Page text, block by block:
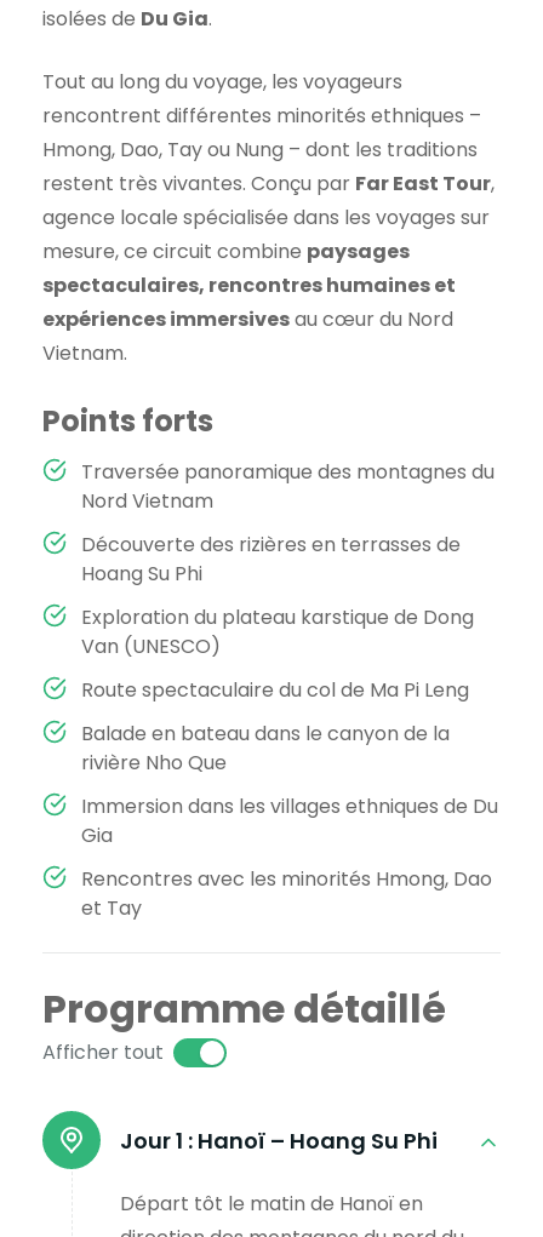
isolées de Du Gia.
Tout au long du voyage, les voyageurs
rencontrent différentes minorités ethniques –
Hmong, Dao, Tay ou Nung – dont les traditions
restent très vivantes. Conçu par Far East Tour,
agence locale spécialisée dans les voyages sur
mesure, ce circuit combine paysages
spectaculaires, rencontres humaines et
expériences immersivesau cœur du Nord
Vietnam.
Points forts
Traversée panoramique des montagnes du
Nord Vietnam
Découverte des rizières en terrasses de
Hoang Su Phi
Exploration du plateau karstique de Dong
Van (UNESCO)
Route spectaculaire du col de Ma Pi Leng
Balade en bateau dans le canyon de la
rivière Nho Que
Immersion dans les villages ethniques de Du
Gia
Rencontres avec les minorités Hmong, Dao
et Tay
Programme détaillé
Afficher tout
Jour 1 : Hanoï – Hoang Su Phi
Départ tôt le matin de Hanoï en